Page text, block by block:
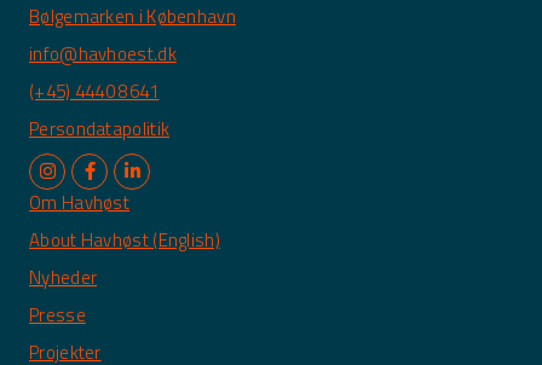
Bølgemarken i København
info@havhoest.dk
(+45) 4440 8641
Persondatapolitik
Om Havhøst
About Havhøst (English)
Nyheder
Presse
Projekter